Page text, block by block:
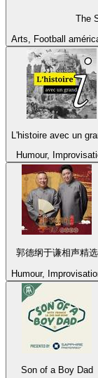
The
Arts, Football
L'histoire avec un
Humour,
郭德纲于谦相声精选
Humour,
Son of a Boy Dad